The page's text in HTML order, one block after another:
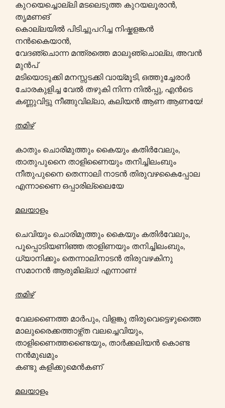
കുറയെച്ചൊല്ലി മടലെടുത്ത കുറയലൂരാൻ,
തൃമണങ്
കൊല്ലയിൽ പിടിച്ചുപറിച്ച നിഷ്കളങ്കൻ
നൻകൈയാൻ,
വേദഞ്ചൊന്ന മന്ത്രത്തെ മാലുഞ്ചൊല്ല, അവൻ
മുൻപ്
മടിയൊടുക്കി മനസ്സടക്കി വായ്മൂടി, ഒത്തുച്ചേരാർ
ചോരകുളിച്ച വേൽ തഴുകി നിന്ന നിൽപ്പു, എൻടെ
കണ്ണുവിട്ടു നീങ്ങുവില്ലാ, കലിയൻ ആണ ആണയേ!
തമിഴ്
കാതും ചൊരിമുത്തും കൈയും കതിർവേലും,
താതുപുനൈ താളിണൈയും തനിച്ചിലംബും
നീതുപുനൈ തെന്നാലി നാടൻ തിരുവഴകൈപ്പോല
എന്നാണൈ ഒപ്പാരില്ലൈയേ
മലയാളം
ചെവിയും ചൊരിമുത്തും കൈയും കതിർവേലും,
പൂപ്പൊടിയണിഞ്ഞ താളിണയും തനിച്ചിലംബും,
ധ്യാനിക്കും തെന്നാലിനാടൻ തിരുവഴകിനു
സമാനൻ ആരുമില്ലാ! എന്നാണ!
തമിഴ്
വേലണൈത്ത മാർപും, വിളങ്കു തിരുവെട്ടെഴുത്തൈ
മാലുരൈക്കത്താഴ്ന്ത വലച്ചെവിയും,
താളിണൈത്തണ്ടൈയും, താർക്കലിയൻ കൊണ്ട
നൻമുഖമും
കണ്ടു കളിക്കുമെൻകണ്
മലയാളം